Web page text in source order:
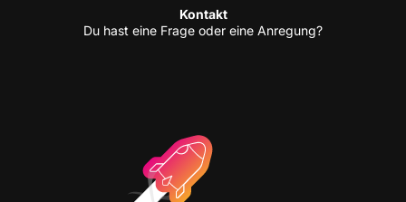
Kon­takt
Du hast eine Fra­ge oder eine Anregung?